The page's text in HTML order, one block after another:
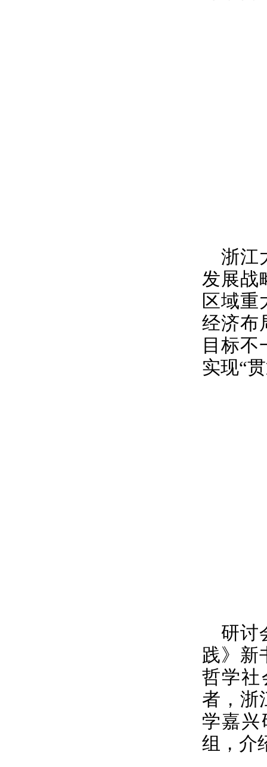
浙江
发展战
区域重
经济布
目标
实现“
研讨
践》新
哲学社
者，浙
学嘉兴
组，介